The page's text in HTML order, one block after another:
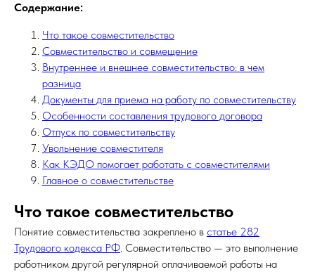
Содержание:
Что такое совместительство
Совместительство и совмещение
Внутреннее и внешнее совместительство: в чем
разница
Документы для приема на работу по совместительству
Особенности составления трудового договора
Отпуск по совместительству
Увольнение совместителя
Как КЭДО помогает работать с совместителями
Главное о совместительстве
Что такое совместительство
Понятие совместительства закреплено в статье 282
Трудового кодекса РФ. Совместительство — это выполнение
работником другой регулярной оплачиваемой работы на